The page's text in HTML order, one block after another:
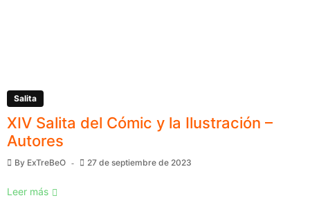
Salita
XIV Salita del Cómic y la Ilustración –
Autores
By ExTreBeO 27 de septiembre de 2023
Leer más